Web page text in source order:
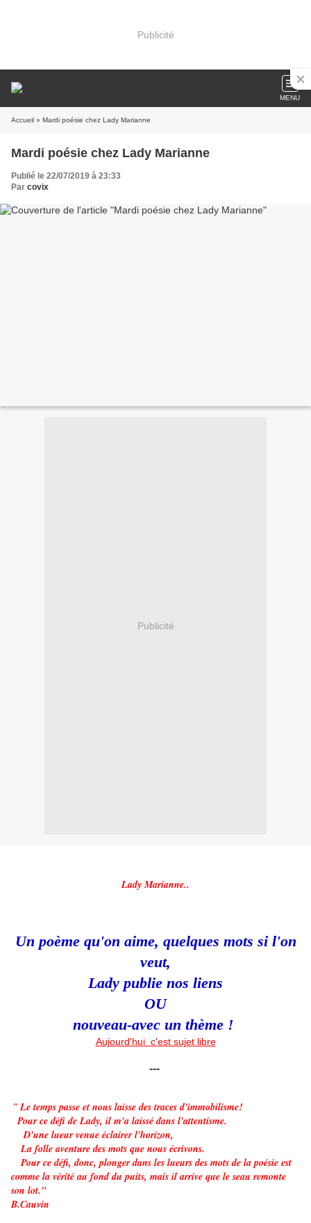
Publicité
MENU
Accueil » Mardi poésie chez Lady Marianne
Mardi poésie chez Lady Marianne
Publié le 22/07/2019 à 23:33
Par covix
Publicité
Lady Marianne..
Un poème qu'on aime, quelques mots si l'on
veut,
Lady publie nos liens
OU
nouveau-avec un thème !
Aujourd'hui c'est sujet libre
---
" Le temps passe et nous laisse des traces d'immobilisme!
Pour ce défi de Lady, il m'a laissé dans l'attentisme.
D'une lueur venue éclairer l'horizon,
La folle aventure des mots que nous écrivons.
Pour ce défi, donc, plonger dans les lueurs des mots de la poésie est
comme la vérité au fond du puits, mais il arrive que le seau remonte
son lot."
B.Cauvin